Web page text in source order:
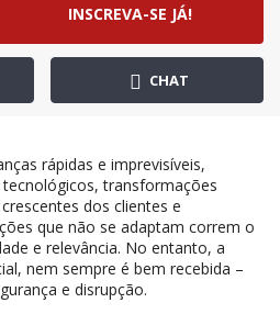
INSCREVA-SE JÁ!
CHAT
rápidas e imprevisíveis,
transformações
dos clientes e
que não se adaptam correm o
e relevância. No entanto, a
nem sempre é bem recebida –
e disrupção.